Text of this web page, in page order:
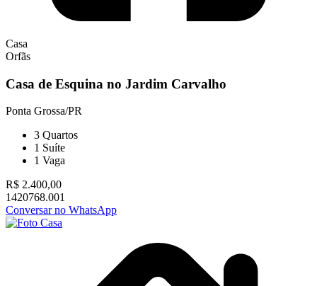
Casa
Orfãs
Casa de Esquina no Jardim Carvalho
Ponta Grossa/PR
3 Quartos
1 Suíte
1 Vaga
R$ 2.400,00
1420768.001
Conversar no WhatsApp